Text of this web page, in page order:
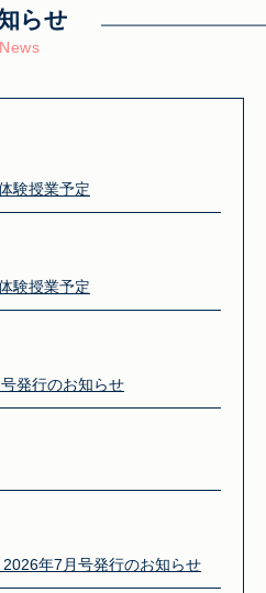
らせ
News
験授業予定
験授業予定
発行のお知らせ
2026年7月号発行のお知らせ